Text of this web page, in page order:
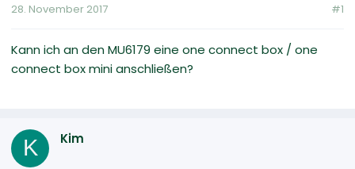
e
t
m
28. November 2017 #1
Kann ich an den MU6179 eine one connect box / one
connect box mini anschließen?
K Kim